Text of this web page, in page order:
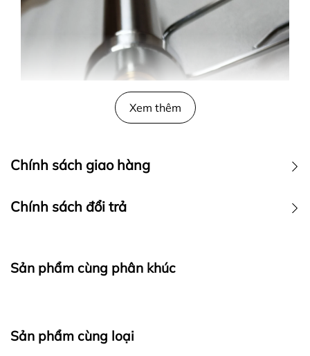
Xem thêm
Chính sách giao hàng
Chính sách đổi trả
Sản phẩm cùng phân khúc
Sản phẩm cùng loại